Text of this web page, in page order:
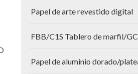
Papel de arte revestido digital
FBB/C1S Tablero de marfil/
Papel de aluminio dorado/